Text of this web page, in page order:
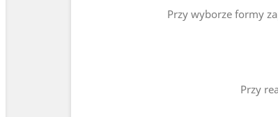
Przy wyborze formy
Przy